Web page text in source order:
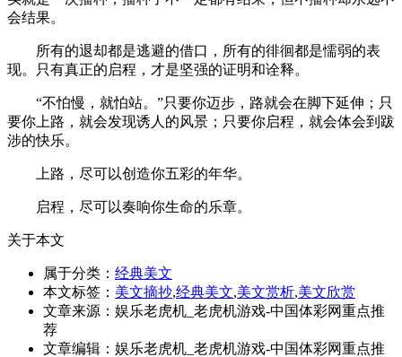
会结果。
所有的退却都是逃避的借口，所有的徘徊都是懦弱的表
现。只有真正的启程，才是坚强的证明和诠释。
“不怕慢，就怕站。”只要你迈步，路就会在脚下延伸；只
要你上路，就会发现诱人的风景；只要你启程，就会体会到跋
涉的快乐。
上路，尽可以创造你五彩的年华。
启程，尽可以奏响你生命的乐章。
关于本文
属于分类： 经典美文
本文标签： 美文摘抄,经典美文,美文赏析,美文欣赏
文章来源：娱乐老虎机_老虎机游戏-中国体彩网重点推
荐
文章编辑：娱乐老虎机_老虎机游戏-中国体彩网重点推